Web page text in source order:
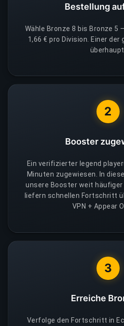
Bestellung
Wähle Bronze 8 bis Bronze 5
1,66 € pro Division. Einer
überhaupt.
2
Booster
Ein verifizierter legend
Minuten zugewiesen. In
unsere Booster weit häufiger
liefern schnellen Fortschritt
VPN + Appear
3
Erreiche
Verfolge den Fortschritt in